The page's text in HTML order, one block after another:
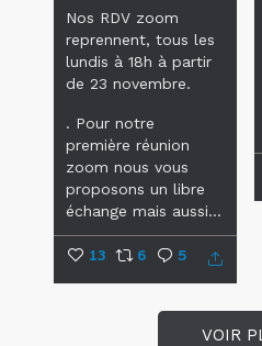
Nos RDV zoom
reprennent, tous les
lundis à 18h à partir
de 23 novembre.
. Pour notre
première réunion
zoom nous vous
proposons un libre
échange mais aussi...
13 6 5
VOIR